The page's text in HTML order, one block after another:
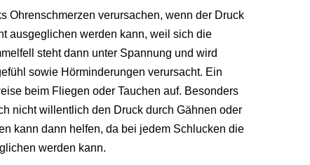
Ohrenschmerzen verursachen, wenn der Druck
ausgeglichen werden kann, weil sich die
steht dann unter Spannung und wird
sowie Hörminderungen verursacht. Ein
beim Fliegen oder Tauchen auf. Besonders
nicht willentlich den Druck durch Gähnen oder
kann dann helfen, da bei jedem Schlucken die
werden kann.